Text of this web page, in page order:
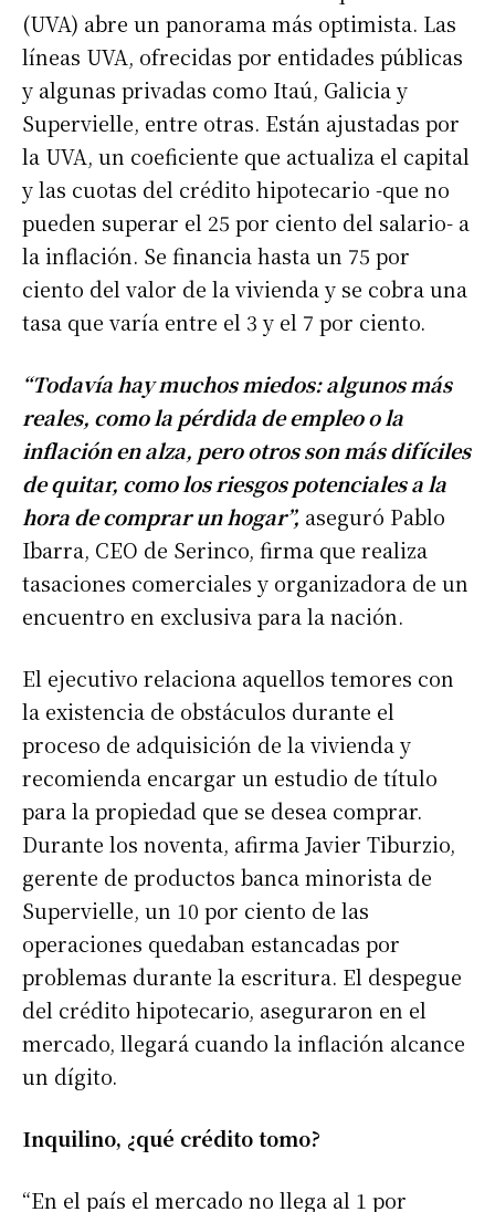
(UVA) abre un panorama más optimista. Las
líneas UVA, ofrecidas por entidades públicas
y algunas privadas como Itaú, Galicia y
Supervielle, entre otras. Están ajustadas por
la UVA, un coeficiente que actualiza el capital
y las cuotas del crédito hipotecario -que no
pueden superar el 25 por ciento del salario- a
la inflación. Se financia hasta un 75 por
ciento del valor de la vivienda y se cobra una
tasa que varía entre el 3 y el 7 por ciento.
“Todavía hay muchos miedos: algunos más
reales, como la pérdida de empleo o la
inflación en alza, pero otros son más difíciles
de quitar, como los riesgos potenciales a la
hora de comprar un hogar”, aseguró Pablo
Ibarra, CEO de Serinco, firma que realiza
tasaciones comerciales y organizadora de un
encuentro en exclusiva para la nación.
El ejecutivo relaciona aquellos temores con
la existencia de obstáculos durante el
proceso de adquisición de la vivienda y
recomienda encargar un estudio de título
para la propiedad que se desea comprar.
Durante los noventa, afirma Javier Tiburzio,
gerente de productos banca minorista de
Supervielle, un 10 por ciento de las
operaciones quedaban estancadas por
problemas durante la escritura. El despegue
del crédito hipotecario, aseguraron en el
mercado, llegará cuando la inflación alcance
un dígito.
Inquilino, ¿qué crédito tomo?
“En el país el mercado no llega al 1 por